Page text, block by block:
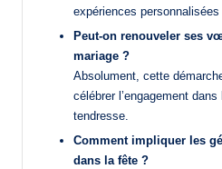
expériences
Peut-on renouveler ses
mariage ?
Absolument, cette
célébrer l’engagement
tendresse.
Comment impliquer les
dans la fête ?